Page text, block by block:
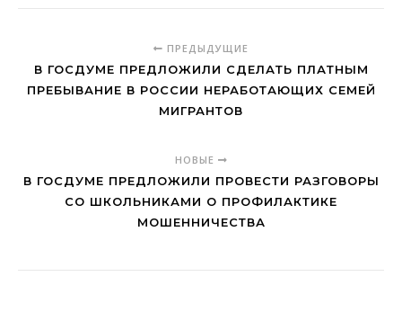
ПРЕДЫДУЩИЕ
В ГОСДУМЕ ПРЕДЛОЖИЛИ СДЕЛАТЬ ПЛАТНЫМ
ПРЕБЫВАНИЕ В РОССИИ НЕРАБОТАЮЩИХ СЕМЕЙ
МИГРАНТОВ
НОВЫЕ
В ГОСДУМЕ ПРЕДЛОЖИЛИ ПРОВЕСТИ РАЗГОВОРЫ
СО ШКОЛЬНИКАМИ О ПРОФИЛАКТИКЕ
МОШЕННИЧЕСТВА